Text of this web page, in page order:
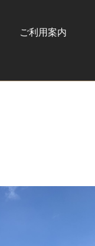
ご利用案内